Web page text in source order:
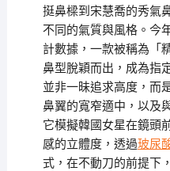
挺鼻樑到宋慧喬的秀氣
不同的氣質與風格。今
計數據，一款被稱為「
鼻型脫穎而出，成為指
並非一昧追求高度，而
鼻翼的寬窄適中，以及
它模擬韓國女星在鏡頭
感的立體度，透過玻尿
式，在不動刀的前提下